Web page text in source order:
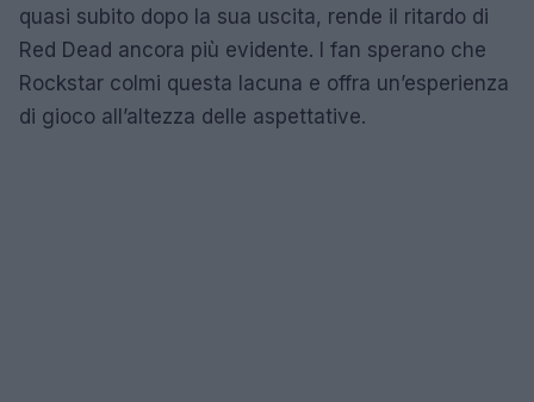
quasi subito dopo la sua uscita, rende il ritardo di
Red Dead ancora più evidente. I fan sperano che
Rockstar colmi questa lacuna e offra un’esperienza
di gioco all’altezza delle aspettative.